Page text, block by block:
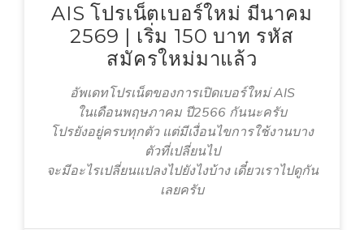
AIS โปรเน็ตเบอร์ใหม่ มีนาคม
2569 | เริ่ม 150 บาท รหัส
สมัครใหม่มาแล้ว
อัพเดทโปรเน็ตของการเปิดเบอร์ใหม่ AIS
ในเดือนพฤษภาคม ปี2566 กันนะครับ
โปรยังอยู่ครบทุกตัว แต่มีเงื่อนไขการใช้งานบาง
ตัวที่เปลี่ยนไป
จะมีอะไรเปลี่ยนแปลงไปยังไงบ้าง เดี๋ยวเราไปดูกัน
เลยครับ